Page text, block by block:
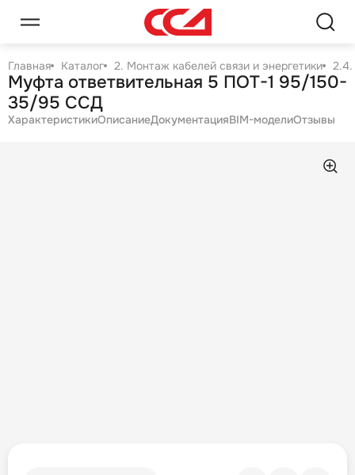
Главная Каталог 2. Монтаж кабелей связи и энергетики 2.4.
Муфта ответвительная 5 ПОТ-1 95/150-
35/95 ССД
ХарактеристикиОписаниеДокументацияBIM-моделиОтзывы